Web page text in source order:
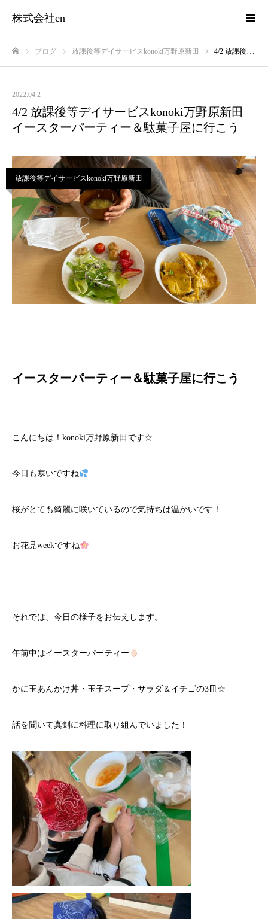
株式会社en
ブログ 放課後等デイサービスkonoki万野原新田 4/2 放課後等デイサービスkonoki万野原新田 イースターパーティー＆駄菓子屋に行こう
2022.04.2
4/2 放課後等デイサービスkonoki万野原新田
イースターパーティー＆駄菓子屋に行こう
放課後等デイサービスkonoki万野原新田
イースターパーティー＆駄菓子屋に行こう
こんにちは！konoki万野原新田です☆
今日も寒いですね
桜がとても綺麗に咲いているので気持ちは温かいです！
お花見weekですね
それでは、今日の様子をお伝えします。
午前中はイースターパーティー
かに玉あんかけ丼・玉子スープ・サラダ＆イチゴの3皿☆
話を聞いて真剣に料理に取り組んでいました！